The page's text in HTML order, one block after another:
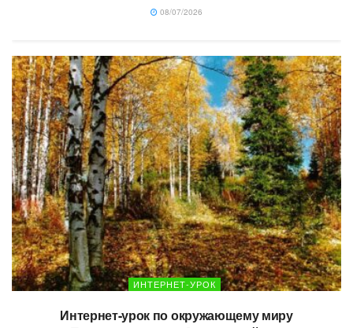
08/07/2026
ИНТЕРНЕТ-УРОК
Интернет-урок по окружающему миру